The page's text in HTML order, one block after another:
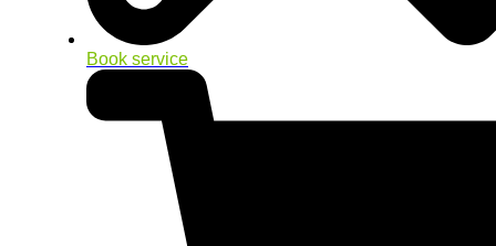
Book service